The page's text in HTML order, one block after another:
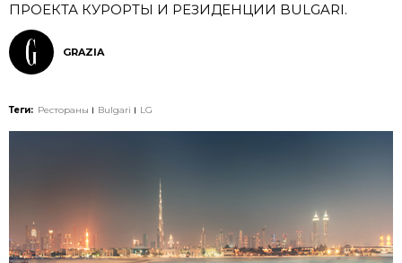
ПРОЕКТА КУРОРТЫ И РЕЗИДЕНЦИИ BULGARI.
GRAZIA
Теги: Рестораны Bulgari LG